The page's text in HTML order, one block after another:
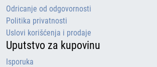
Odricanje od odgovornosti
Politika privatnosti
Uslovi korišćenja i prodaje
Uputstvo za kupovinu
Isporuka